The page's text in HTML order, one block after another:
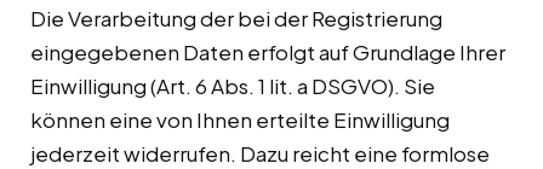
Die Verarbeitung der bei der Registrierung
eingegebenen Daten erfolgt auf Grundlage Ihrer
Einwilligung (Art. 6 Abs. 1 lit. a DSGVO). Sie
können eine von Ihnen erteilte Einwilligung
jederzeit widerrufen. Dazu reicht eine formlose